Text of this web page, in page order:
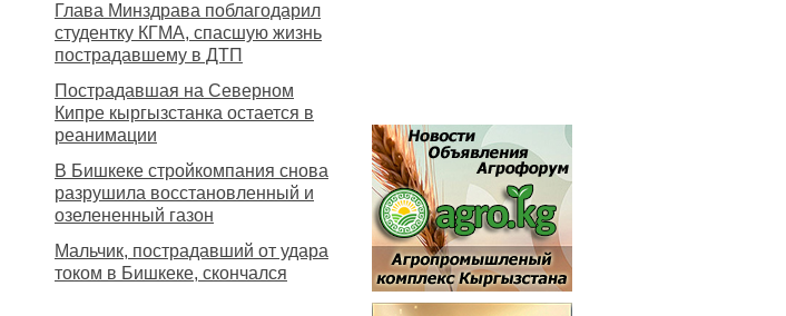
Глава Минздрава поблагодарил
студентку КГМА, спасшую жизнь
пострадавшему в ДТП
Пострадавшая на Северном
Кипре кыргызстанка остается в
реанимации
В Бишкеке стройкомпания снова
разрушила восстановленный и
озелененный газон
Мальчик, пострадавший от удара
током в Бишкеке, скончался